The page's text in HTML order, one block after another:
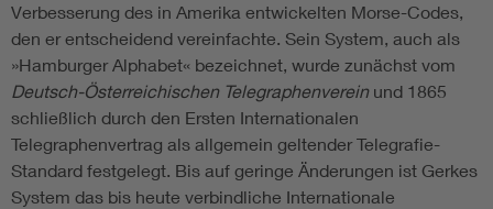
Verbesserung des in Amerika entwickelten Morse-Codes,
den er entscheidend vereinfachte. Sein System, auch als
»Hamburger Alphabet« bezeichnet, wurde zunächst vom
Deutsch-Österreichischen Telegraphenvereinund 1865
schließlich durch den Ersten Internationalen
Telegraphenvertrag als allgemein geltender Telegrafie-
Standard festgelegt. Bis auf geringe Änderungen ist Gerkes
System das bis heute verbindliche Internationale